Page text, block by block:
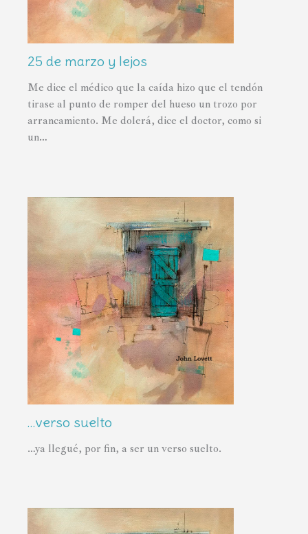
25 de marzo y lejos
Me dice el médico que la caída hizo que el tendón
tirase al punto de romper del hueso un trozo por
arrancamiento. Me dolerá, dice el doctor, como si
un…
…verso suelto
…ya llegué, por fin, a ser un verso suelto.